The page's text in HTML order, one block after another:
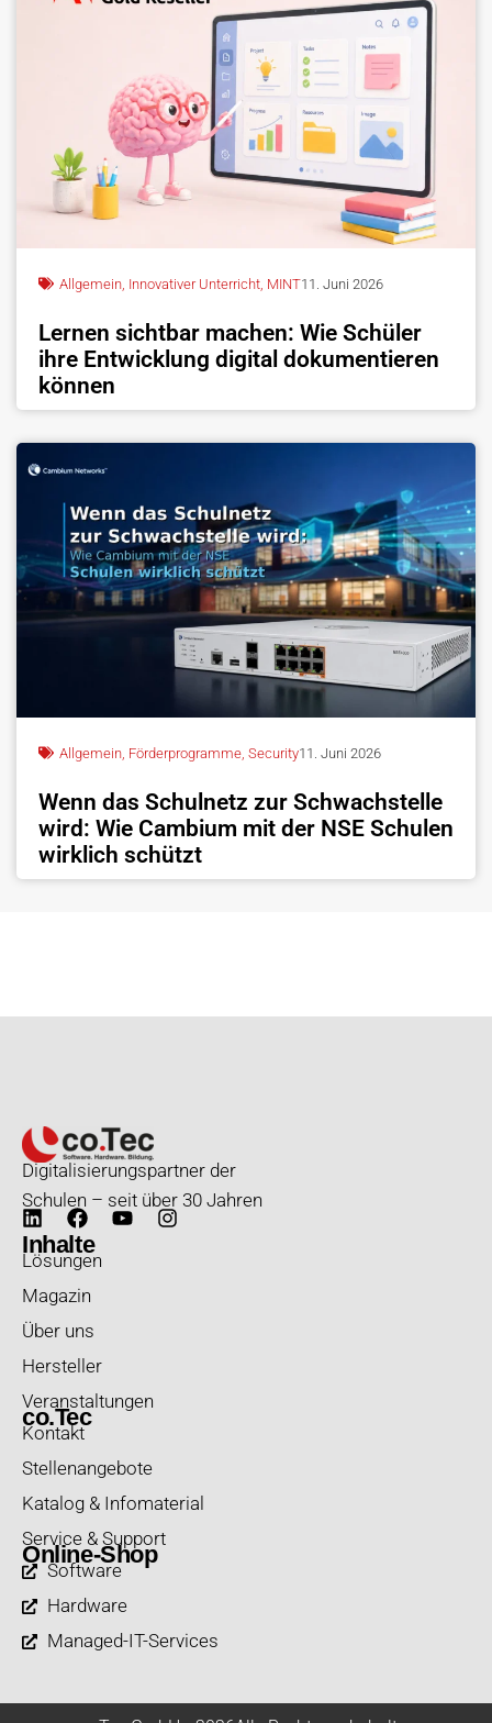
Allgemein Innovativer Unterricht MINT11. Juni 2026
Lernen sichtbar machen: Wie Schüler
ihre Entwicklung digital dokumentieren
können
Allgemein Förderprogramme Security11. Juni 2026
Wenn das Schulnetz zur Schwachstelle
wird: Wie Cambium mit der NSE Schulen
wirklich schützt
Digitalisierungspartner der
Schulen – seit über 30 Jahren
Inhalte
Lösungen
Magazin
Über uns
Hersteller
Veranstaltungen
co.Tec
Kontakt
Stellenangebote
Katalog & Infomaterial
Service & Support
Online-Shop
Software
Hardware
Managed-IT-Services